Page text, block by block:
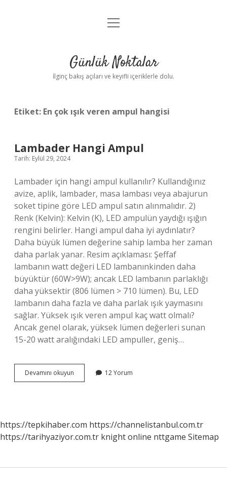
Anasayfa
Yasal Uyarı
menüyü
Günlük Noktalar
İlginç bakış açıları ve keyifli içeriklerle dolu.
Etiket: En çok ışık veren ampul hangisi
Lambader Hangi Ampul
Tarih: Eylül 29, 2024
Lambader için hangi ampul kullanılır? Kullandığınız
avize, aplik, lambader, masa lambası veya abajurun
soket tipine göre LED ampul satın alınmalıdır. 2)
Renk (Kelvin): Kelvin (K), LED ampulün yaydığı ışığın
rengini belirler. Hangi ampul daha iyi aydınlatır?
Daha büyük lümen değerine sahip lamba her zaman
daha parlak yanar. Resim açıklaması: Şeffaf
lambanın watt değeri LED lambanınkinden daha
büyüktür (60W>9W); ancak LED lambanın parlaklığı
daha yüksektir (806 lümen > 710 lümen). Bu, LED
lambanın daha fazla ve daha parlak ışık yaymasını
sağlar. Yüksek ışık veren ampul kaç watt olmalı?
Ancak genel olarak, yüksek lümen değerleri sunan
15-20 watt aralığındaki LED ampuller, geniş…
Devamını okuyun Lambader
Hangi
12 Yorum
https://tepkihaber.com https://channelistanbul.com.tr
https://tarihyaziyor.com.tr knight online nttgame Sitemap